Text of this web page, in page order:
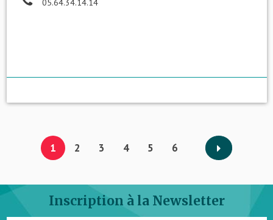
05.64.34.14.14
1 2 3 4 5 6
Inscription à la Newsletter